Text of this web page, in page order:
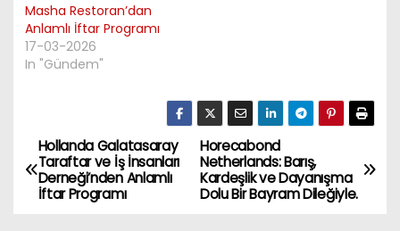
Masha Restoran’dan
Anlamlı İftar Programı
17-03-2026
In "Gündem"
P
o
Horecabond
Netherlands: Barış,
Kardeşlik ve Dayanışma
Dolu Bir Bayram Dileğiyle.
Hollanda Galatasaray
Taraftar ve İş İnsanları
Derneği’nden Anlamlı
İftar Programı